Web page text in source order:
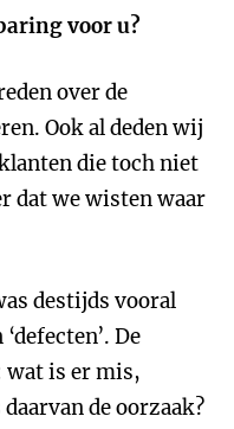
voor u?
over de
Ook al deden wij
die toch niet
dat we wisten waar
destijds vooral
De
wat is er mis,
de oorzaak?